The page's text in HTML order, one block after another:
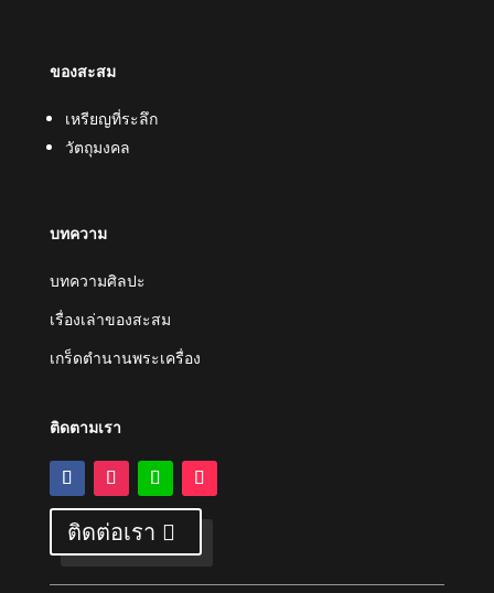
ของสะสม
เหรียญที่ระลึก
วัตถุมงคล
บทความ
บทความศิลปะ
เรื่องเล่าของสะสม
เกร็ดตำนานพระเครื่อง
ติดตามเรา
ติดต่อเรา